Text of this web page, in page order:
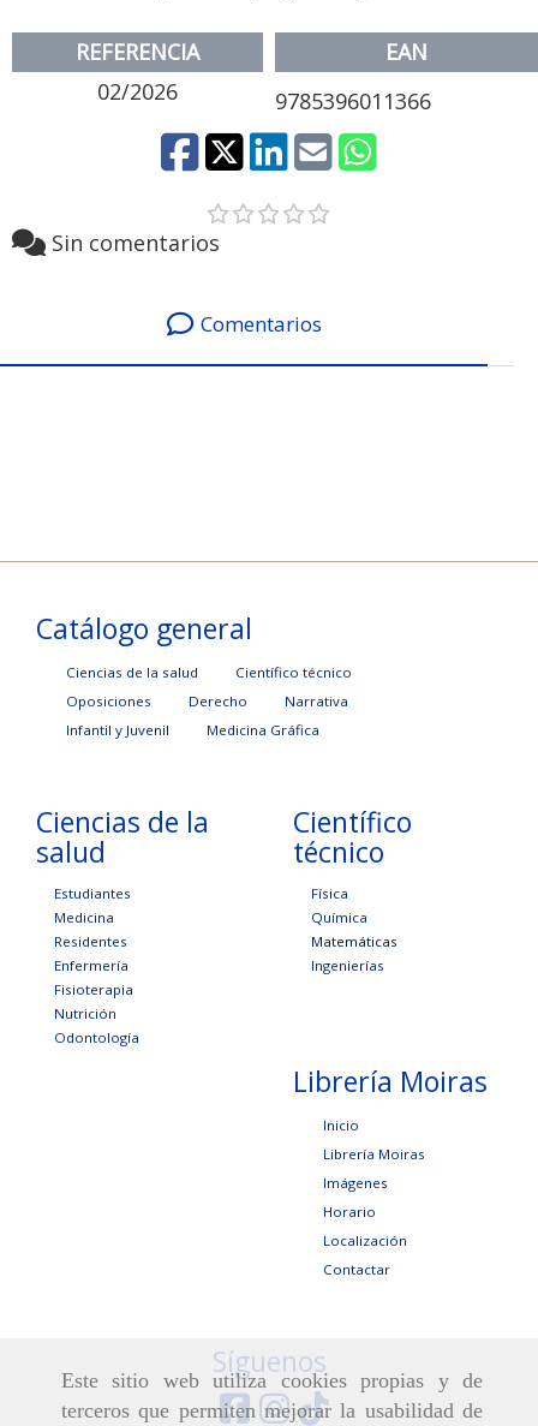
Este sitio web utiliza cookies propias y de
terceros que permiten mejorar la usabilidad de
REFERENCIA
02/2026
EAN
9785396011366
Sin comentarios
Comentarios
Catálogo general
Ciencias de la salud
Científico técnico
Oposiciones
Derecho
Narrativa
Infantil y Juvenil
Medicina Gráfica
Ciencias de la
salud
Estudiantes
Medicina
Residentes
Enfermería
Fisioterapia
Nutrición
Odontología
Científico
técnico
Física
Química
Matemáticas
Ingenierías
Librería Moiras
Inicio
Librería Moiras
Imágenes
Horario
Localización
Contactar
Síguenos